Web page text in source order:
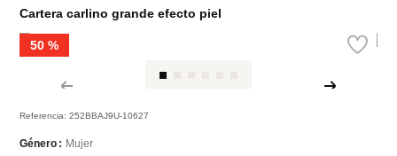
Cartera carlino grande efecto piel
50 %
Referencia:252BBAJ9U-10627
Género Mujer